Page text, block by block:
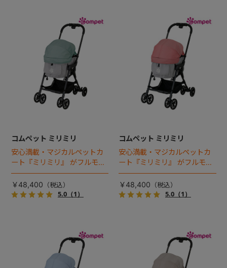
コムペット ミリミリ
安心満載・マジカルペットカ
ート『ミリミリ』 がフルモデ
ルチェンジ。 新機能「マジカ
ルフォールディング」搭載
￥48,400
5.0（1）
コムペット ミリミリ
安心満載・マジカルペットカ
ート『ミリミリ』 がフルモデ
ルチェンジ。 新機能「マジカ
ルフォールディング」搭載
￥48,400
5.0（1）